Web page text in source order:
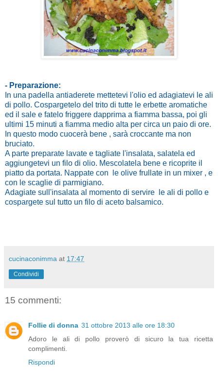
- Preparazione:
In una padella antiaderete mettetevi l'olio ed adagiatevi le ali
di pollo. Cospargetelo del trito di tutte le erbette aromatiche
ed il sale e fatelo friggere dapprima a fiamma bassa, poi gli
ultimi 15 minuti a fiamma medio alta per circa un paio di ore.
In questo modo cuocerà bene , sarà croccante ma non
bruciato.
A parte preparate lavate e tagliate l'insalata, salatela ed
aggiungetevi un filo di olio. Mescolatela bene e ricoprite il
piatto da portata. Nappate con le olive frullate in un mixer , e
con le scaglie di parmigiano.
Adagiate sull'insalata al momento di servire le ali di pollo e
cospargete sul tutto un filo di aceto balsamico.
cucinaconimma at 17:47
Condividi
15 commenti:
Follie di donna 31 ottobre 2013 alle ore 18:30
Adoro le ali di pollo proverò di sicuro la tua ricetta
complimenti.
Rispondi